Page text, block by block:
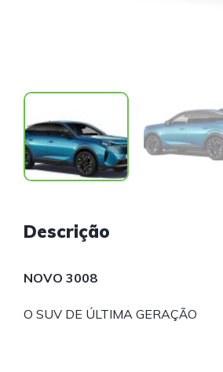
Descrição
NOVO 3008
O SUV DE ÚLTIMA GERAÇÃO